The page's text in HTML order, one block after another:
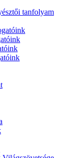
tanfolyam